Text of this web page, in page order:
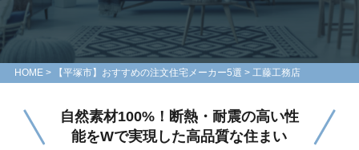
HOME> 【平塚市】おすすめの注文住宅メーカー5選 > 工藤工務店
自然素材100%！断熱・耐震の高い性
能をWで実現した高品質な住まい